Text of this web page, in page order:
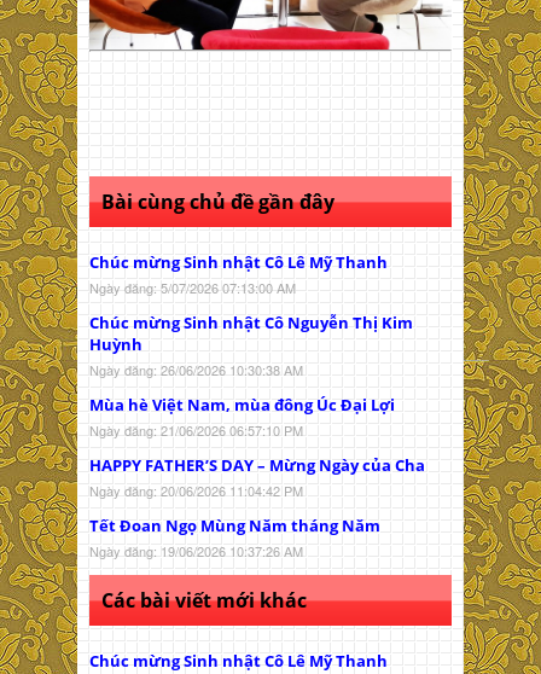
Bài cùng chủ đề gần đây
Chúc mừng Sinh nhật Cô Lê Mỹ Thanh
Ngày đăng: 5/07/2026 07:13:00 AM
Chúc mừng Sinh nhật Cô Nguyễn Thị Kim
Huỳnh
Ngày đăng: 26/06/2026 10:30:38 AM
Mùa hè Việt Nam, mùa đông Úc Đại Lợi
Ngày đăng: 21/06/2026 06:57:10 PM
HAPPY FATHER’S DAY – Mừng Ngày của Cha
Ngày đăng: 20/06/2026 11:04:42 PM
Tết Đoan Ngọ Mùng Năm tháng Năm
Ngày đăng: 19/06/2026 10:37:26 AM
Các bài viết mới khác
Chúc mừng Sinh nhật Cô Lê Mỹ Thanh